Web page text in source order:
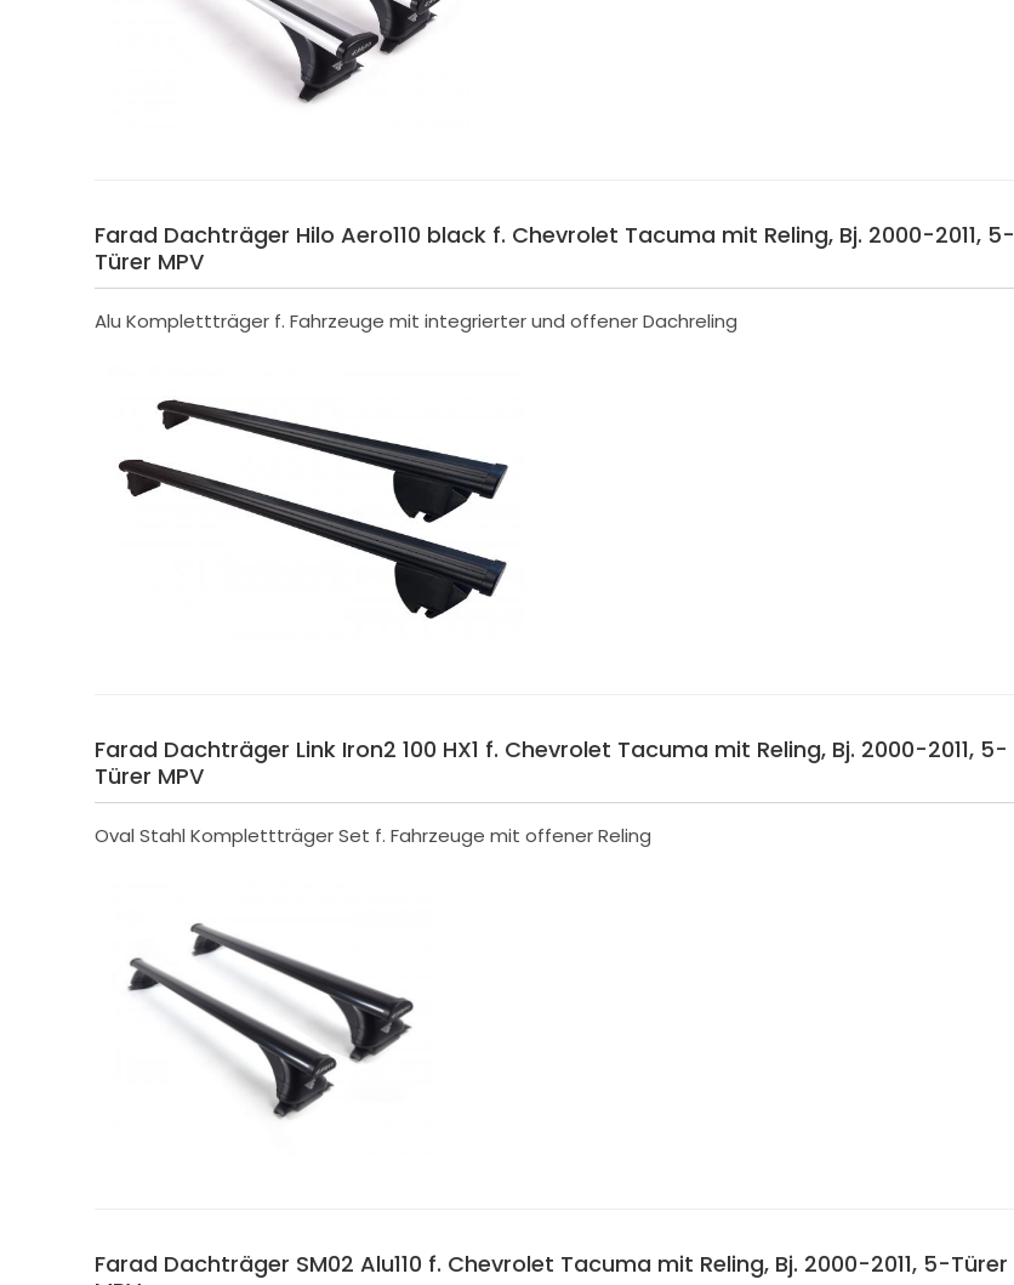
Farad Dachträger Hilo Aero110 black f. Chevrolet Tacuma mit Reling, Bj. 2000-2011, 5-
Türer MPV
Alu Komplettträger f. Fahrzeuge mit integrierter und offener Dachreling
Farad Dachträger Link Iron2 100 HX1 f. Chevrolet Tacuma mit Reling, Bj. 2000-2011, 5-
Türer MPV
Oval Stahl Komplettträger Set f. Fahrzeuge mit offener Reling
Farad Dachträger SM02 Alu110 f. Chevrolet Tacuma mit Reling, Bj. 2000-2011, 5-Türer